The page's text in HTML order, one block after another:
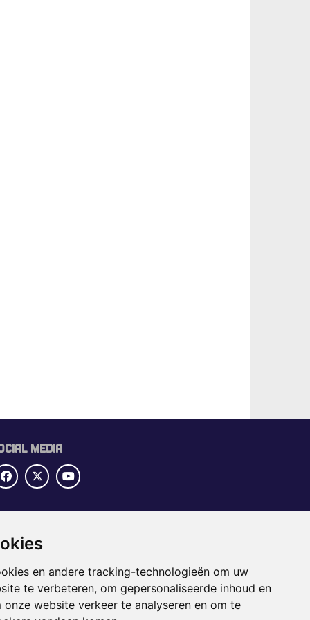
en andere tracking-technologieën om uw
te verbeteren, om gepersonaliseerde inhoud en
website verkeer te analyseren en om te
MEDIA